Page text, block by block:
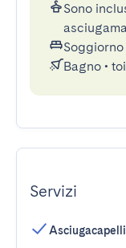
Sono
Soggiorno
Bagno •
Servizi
Asciugacapelli